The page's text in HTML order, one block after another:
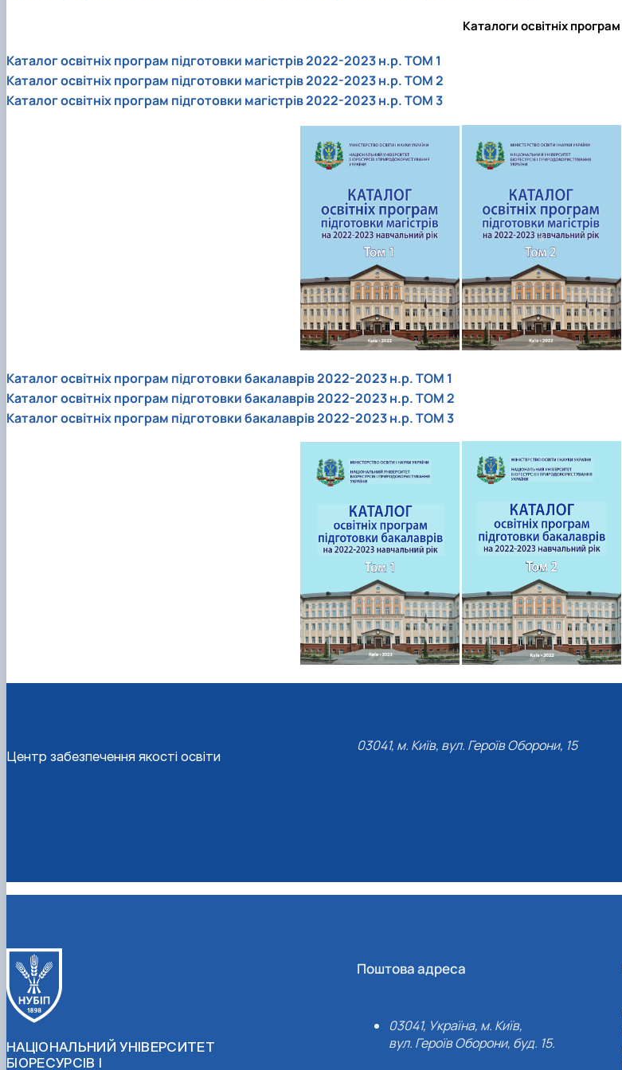
Каталоги освітніх програм
Каталог освітніх програм підготовки магістрів 2022-2023 н.р. ТОМ 1
Каталог освітніх програм підготовки магістрів 2022-2023 н.р. ТОМ 2
Каталог освітніх програм підготовки магістрів 2022-2023 н.р. ТОМ 3
Каталог освітніх програм підготовки бакалаврів 2022-2023 н.р. ТОМ 1
Каталог освітніх програм підготовки бакалаврів 2022-2023 н.р. ТОМ 2
Каталог освітніх програм підготовки бакалаврів 2022-2023 н.р. ТОМ 3
Центр забезпечення якості освіти
03041, м. Київ, вул. Героїв Оборони, 15
НАЦІОНАЛЬНИЙ УНІВЕРСИТЕТ
БІОРЕСУРСІВ І
Поштова адреса
03041, Україна, м. Київ,
вул. Героїв Оборони, буд. 15.